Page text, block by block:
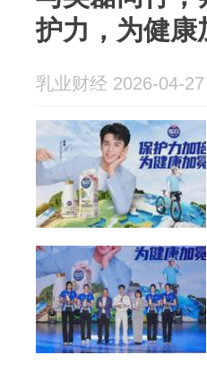
护力，为健康
乳业财经 2026-04-27